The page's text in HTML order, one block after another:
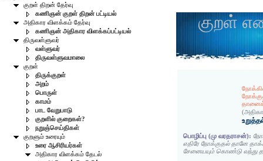
குறள் திறன் தேர்வு
கணிஞன் குறள் திறன் பட்டியல்
அதிகார விளக்கம் தேர்வு
கணிஞன் அதிகார விளக்கப்பட்டியல்
திருவள்ளுவர்
வள்ளுவர்
திருவள்ளுவமாலை
குறள்
திருக்குறள்
அறம்
பொருள்
காமம்
பாட வேறுபாடு
குறளில் குறைகள்?
நறுஞ்செய்திகள்
குறளும் உரையும்
உரை ஆசிரியர்கள்
அதிகார விளக்கம் தேடல்
குறள்
பொழிப்பு (மு வரதராசன்):
எதிரே நோக்குதல் தானே
சேனையயும் கொண்டு வந்து